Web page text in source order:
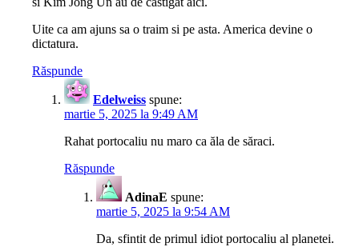
Uite ca am ajuns sa o traim si pe asta. America devine o
dictatura.
Răspunde
Edelweiss spune:
martie 5, 2025 la 9:49 AM
Rahat portocaliu nu maro ca ăla de săraci.
Răspunde
AdinaE spune:
martie 5, 2025 la 9:54 AM
Da, sfintit de primul idiot portocaliu al planetei.